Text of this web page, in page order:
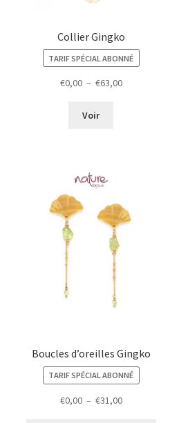
Collier Gingko
TARIF SPÉCIAL ABONNÉ
€0,00 – €63,00Plage
Voir
Boucles d’oreilles Gingko
TARIF SPÉCIAL ABONNÉ
€0,00 – €31,00Plage